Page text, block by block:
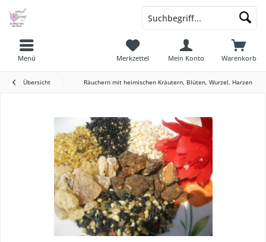
Menü Warenkorb
Merkzettel Mein Konto
Übersicht Räuchern mit heimischen Kräutern, Blüten, Wurzel, Harzen